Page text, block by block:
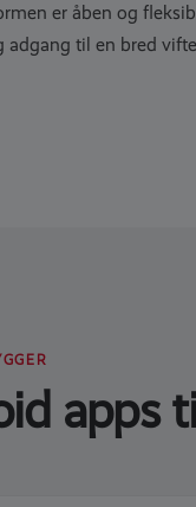
er åben og
til en bred
apps